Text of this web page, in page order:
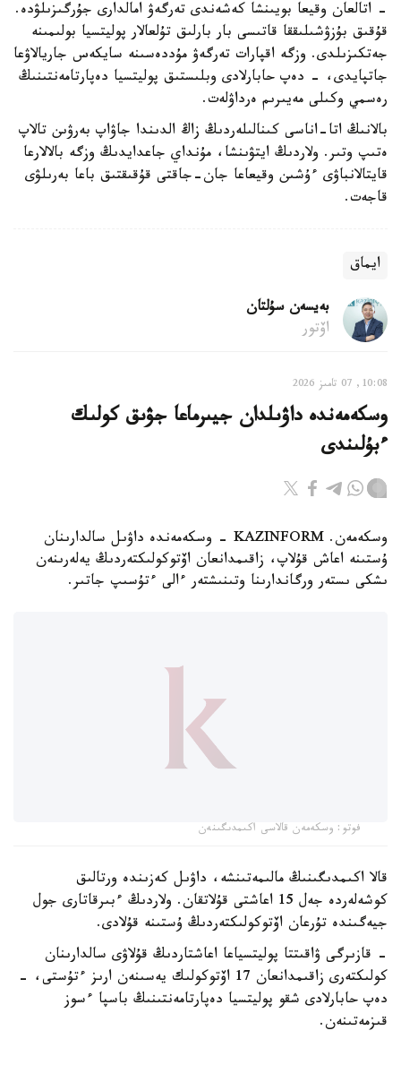
- اتالعان وقيعا بويىنشا كەشەندى تەرگەۋ امالدارى جۇرگىزىلۋدە.
قۇقىق بۇزۋشىلىققا قاتىسى بار بارلىق تۇلعالار پوليتسيا بولىمىنە
جەتكىزىلدى. وزگە اقپارات تەرگەۋ مۇددەسىنە سايكەس جاريالاۋعا
جاتپايدى، - دەپ حابارلادى وبلىستىق پوليتسيا دەپارتامەنتىنىڭ
رەسمي وكىلى مەيىرىم ەرداۋلەت.
بالانىڭ اتا-اناسى كىنالىلەردىڭ زاڭ الدىندا جاۋاپ بەرۋىن تالاپ
ەتىپ وتىر. ولاردىڭ ايتۋىنشا، مۇنداي جاعدايدىڭ وزگە بالالارعا
قايتالانباۋى ءۇشىن وقيعاعا جان-جاقتى قۇقىقتىق باعا بەرىلۋى
قاجەت.
ايماق
بەيسەن سۇلتان
اۆتور
10:08, 07 تامىز 2026
وسكەمەندە داۋىلدان جيىرماعا جۋىق كولىك
ءبۇلىندى
وسكەمەن. KAZINFORM - وسكەمەندە داۋىل سالدارىنان
ۇستىنە اعاش قۇلاپ، زاقىمدانعان اۆتوكولىكتەردىڭ يەلەرىنەن
ىشكى ىستەر ورگاندارىنا وتىنىشتەر ءالى ءتۇسىپ جاتىر.
فوتو: وسكەمەن قالاسى اكىمدىگىنەن
قالا اكىمدىگىنىڭ مالىمەتىنشە، داۋىل كەزىندە ورتالىق
كوشەلەردە جەل 15 اعاشتى قۇلاتقان. ولاردىڭ ءبىرقاتارى جول
جيەگىندە تۇرعان اۆتوكولىكتەردىڭ ۇستىنە قۇلادى.
- قازىرگى ۋاقىتتا پوليتسياعا اعاشتاردىڭ قۇلاۋى سالدارىنان
كولىكتەرى زاقىمدانعان 17 اۆتوكولىك يەسىنەن ارىز ءتۇستى، -
دەپ حابارلادى شقو پوليتسيا دەپارتامەنتىنىڭ باسپا ءسوز
قىزمەتىنەن.